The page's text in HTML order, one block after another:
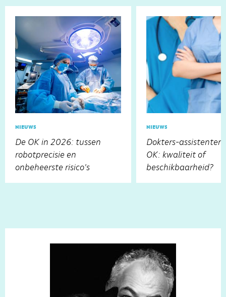
nieuws
De OK in 2026: tussen
robotprecisie en
onbeheerste risico's
nieuws
Dokters-assistenten
OK: kwaliteit of
beschikbaarheid?